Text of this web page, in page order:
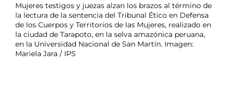
Mujeres testigos y juezas alzan los brazos al término de
la lectura de la sentencia del Tribunal Ético en Defensa
de los Cuerpos y Territorios de las Mujeres, realizado en
la ciudad de Tarapoto, en la selva amazónica peruana,
en la Universidad Nacional de San Martín. Imagen:
Mariela Jara / IPS